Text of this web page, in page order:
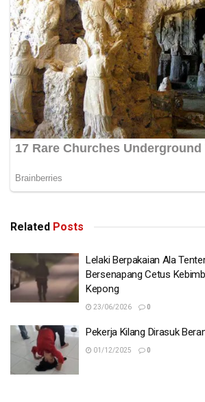
Related Posts
Lelaki Berpakaian Ala
Bersenapang Cetus
Kepong
23/06/2026 0
Pekerja Kilang Dirasuk
01/12/2025 0